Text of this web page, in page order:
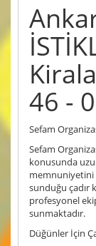
46 -
Sefam
Sefam
konusunda
memnuniyetini
sunduğu çadır
profesyonel
sunmaktadır.
Düğünler İçin